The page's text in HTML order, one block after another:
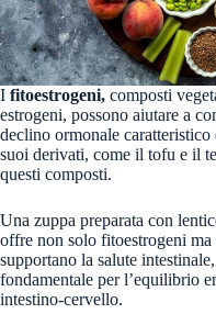
I fitoestrogeni, composti
estrogeni, possono aiutare a
declino ormonale
suoi derivati, come il tofu e il
questi composti.
Una zuppa preparata con
offre non solo fitoestrogeni
supportano la salute
fondamentale per l’equilibrio
intestino-cervello.